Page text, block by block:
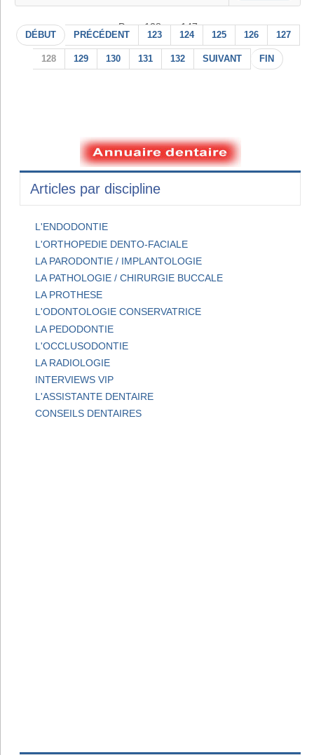
Page 128 sur 147
DÉBUT PRÉCÉDENT 123 124 125 126 127
128 129 130 131 132 SUIVANT FIN
Articles par discipline
L'ENDODONTIE
L'ORTHOPEDIE DENTO-FACIALE
LA PARODONTIE / IMPLANTOLOGIE
LA PATHOLOGIE / CHIRURGIE BUCCALE
LA PROTHESE
L'ODONTOLOGIE CONSERVATRICE
LA PEDODONTIE
L'OCCLUSODONTIE
LA RADIOLOGIE
INTERVIEWS VIP
L'ASSISTANTE DENTAIRE
CONSEILS DENTAIRES